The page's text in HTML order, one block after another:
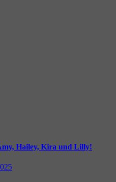
Hailey, Kira und Lilly!